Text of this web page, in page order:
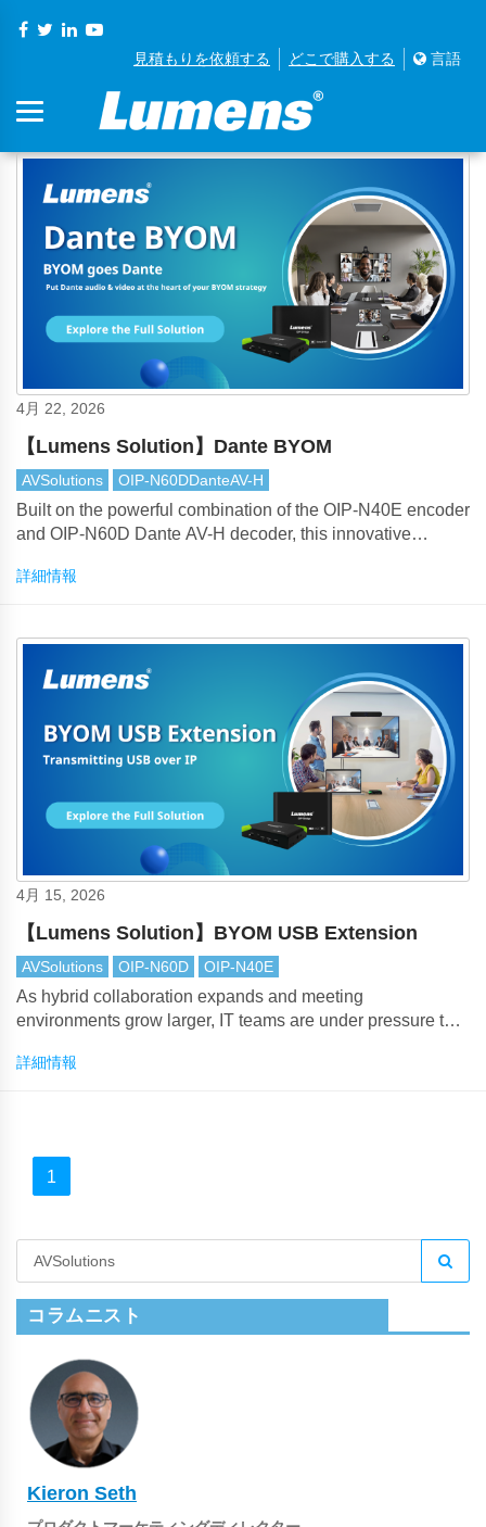
見積もりを依頼する どこで購入する 言語
4月 22, 2026
【Lumens Solution】Dante BYOM
AVSolutions OIP-N60DDanteAV-H
Built on the powerful combination of the OIP-N40E encoder
and OIP-N60D Dante AV-H decoder, this innovative
challenges such as excessive cabling, complex device
詳細情報
4月 15, 2026
【Lumens Solution】BYOM USB Extension
AVSolutions OIP-N60D OIP-N40E
As hybrid collaboration expands and meeting
environments grow larger, IT teams are under pressure to
degradation or complex cabling.
詳細情報
1
コラムニスト
Kieron Seth